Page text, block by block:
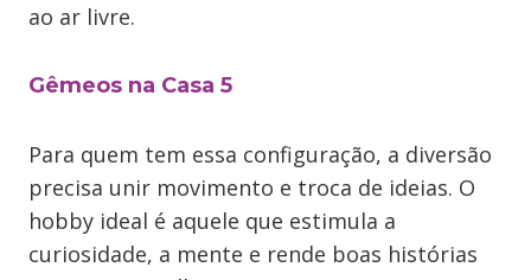
ao ar livre.
Gêmeos na Casa 5
Para quem tem essa configuração, a diversão
precisa unir movimento e troca de ideias. O
hobby ideal é aquele que estimula a
curiosidade, a mente e rende boas histórias